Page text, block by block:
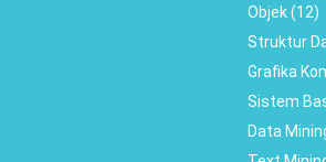
Objek (12)
Struktur
Grafika
Sistem
Data